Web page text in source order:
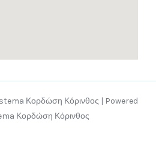
Κορδώση Κόρινθος | Powered
Κορδώση Κόρινθος